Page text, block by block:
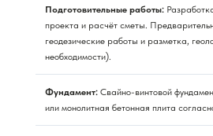
Подготовительные работы:
проекта и расчёт сметы.
геодезические работы и разметка,
необходимости).
Фундамент: Свайно-винтовой
или монолитная бетонная плита